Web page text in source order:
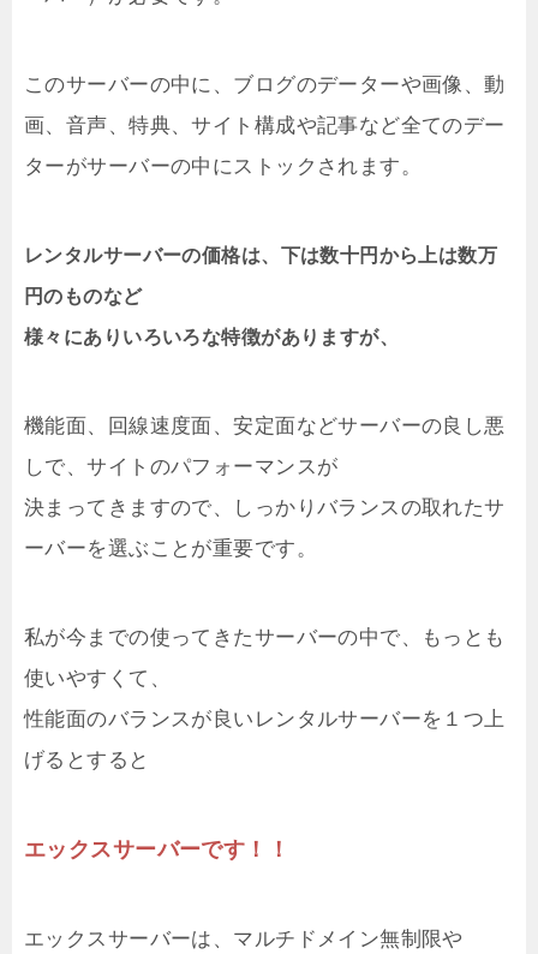
このサーバーの中に、ブログのデーターや画像、動
画、音声、特典、サイト構成や記事など全てのデー
ターがサーバーの中にストックされます。
レンタルサーバーの価格は、下は数十円から上は数万
円のものなど
様々にありいろいろな特徴がありますが、
機能面、回線速度面、安定面などサーバーの良し悪
しで、サイトのパフォーマンスが
決まってきますので、しっかりバランスの取れたサ
ーバーを選ぶことが重要です。
私が今までの使ってきたサーバーの中で、もっとも
使いやすくて、
性能面のバランスが良いレンタルサーバーを１つ上
げるとすると
エックスサーバーです！！
エックスサーバーは、マルチドメイン無制限や